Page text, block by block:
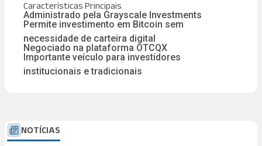
Características Principais
Administrado pela Grayscale Investments
Permite investimento em Bitcoin sem
necessidade de carteira digital
Negociado na plataforma OTCQX
Importante veículo para investidores
institucionais e tradicionais
NOTÍCIAS